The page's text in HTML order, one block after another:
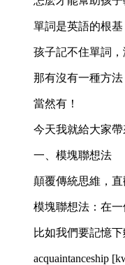
單詞是英語的根
孩子記不住單詞
那有沒有一種方
當然有！
今天我就給大家
一、模塊聯想法
顛覆傳統思維，
模塊聯想法：在
比如我們要記憶
acquaintanceship